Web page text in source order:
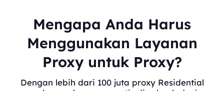
Mengapa Anda Harus
Menggunakan Layanan
Proxy untuk Proxy?
Dengan lebih dari 100 juta proxy Residential